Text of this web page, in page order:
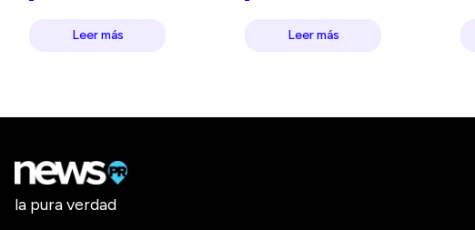
Leer más Leer más
la pura verdad